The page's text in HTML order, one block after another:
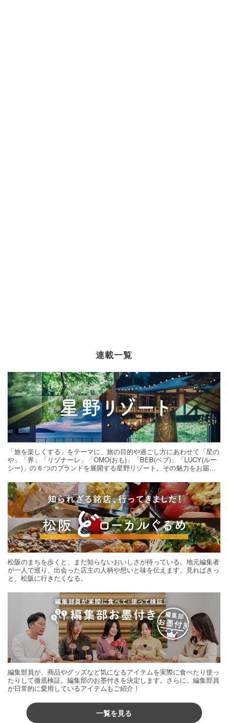
連載一覧
「旅を楽しくする」をテーマに、旅の目的や過ごし方にあわせて「星の
や」「界」「リゾナーレ」「OMO(おも)」「BEB(ベブ)」「LUCY(ルー
シー)」の 6 つのブランドを展開する星野リゾート。その魅力をお届け
松阪のまちを歩くと、まだ知らないおいしさが待っている。地元編集者
が一人で巡り、出会った店主の人柄や想いと味を伝えます。見ればきっ
と、松阪に行きたくなる。
編集部員が、商品やグッズなど気になるアイテムを実際に食べたり使っ
たりして徹底検証。編集部のお墨付きを決定します。さらに、編集部員
が日常的に愛用しているアイテムもご紹介！
一覧を見る